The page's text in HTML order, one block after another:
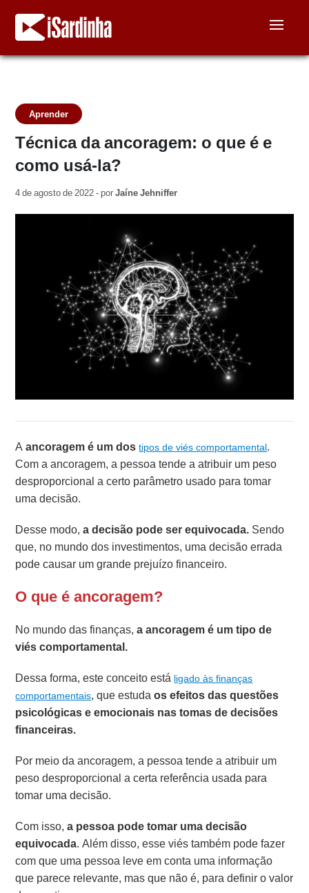
Aprender
Técnica da ancoragem: o que é e
como usá-la?
4 de agosto de 2022 - porJaíne Jehniffer
Aancoragem é um dostipos de viés comportamental.
Com a ancoragem, a pessoa tende a atribuir um peso
desproporcional a certo parâmetro usado para tomar
uma decisão.
Desse modo,a decisão pode ser equivocada. Sendo
que, no mundo dos investimentos, uma decisão errada
pode causar um grande prejuízo financeiro.
O que é ancoragem?
No mundo das finanças,a ancoragem é um tipo de
viés comportamental.
Dessa forma, este conceito está ligado às finanças
comportamentais, que estudaos efeitos das questões
psicológicas e emocionais nas tomas de decisões
financeiras.
Por meio da ancoragem, a pessoa tende a atribuir um
peso desproporcional a certa referência usada para
tomar uma decisão.
Com isso,a pessoa pode tomar uma decisão
equivocada. Além disso, esse viés também pode fazer
com que uma pessoa leve em conta uma informação
que parece relevante, mas que não é, para definir o valor